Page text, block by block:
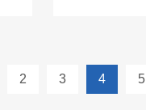
2 3 4 5